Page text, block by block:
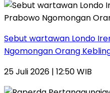
Sebut wartawan Londo
Ngomongan Orang
25 Juli 2026 | 12:50 WIB